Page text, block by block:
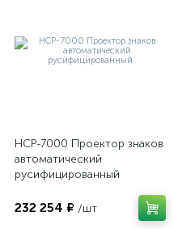
НСР-7000 Проектор знаков
автоматический
русифицированный
232 254 ₽ /шт